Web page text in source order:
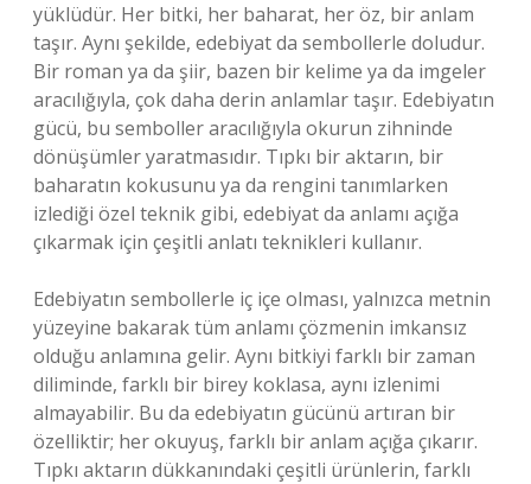
yüklüdür. Her bitki, her baharat, her öz, bir anlam
taşır. Aynı şekilde, edebiyat da sembollerle doludur.
Bir roman ya da şiir, bazen bir kelime ya da imgeler
aracılığıyla, çok daha derin anlamlar taşır. Edebiyatın
gücü, bu semboller aracılığıyla okurun zihninde
dönüşümler yaratmasıdır. Tıpkı bir aktarın, bir
baharatın kokusunu ya da rengini tanımlarken
izlediği özel teknik gibi, edebiyat da anlamı açığa
çıkarmak için çeşitli anlatı teknikleri kullanır.
Edebiyatın sembollerle iç içe olması, yalnızca metnin
yüzeyine bakarak tüm anlamı çözmenin imkansız
olduğu anlamına gelir. Aynı bitkiyi farklı bir zaman
diliminde, farklı bir birey koklasa, aynı izlenimi
almayabilir. Bu da edebiyatın gücünü artıran bir
özelliktir; her okuyuş, farklı bir anlam açığa çıkarır.
Tıpkı aktarın dükkanındaki çeşitli ürünlerin, farklı